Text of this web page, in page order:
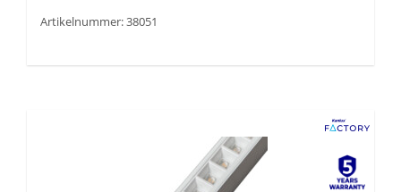
Artikelnummer: 38051